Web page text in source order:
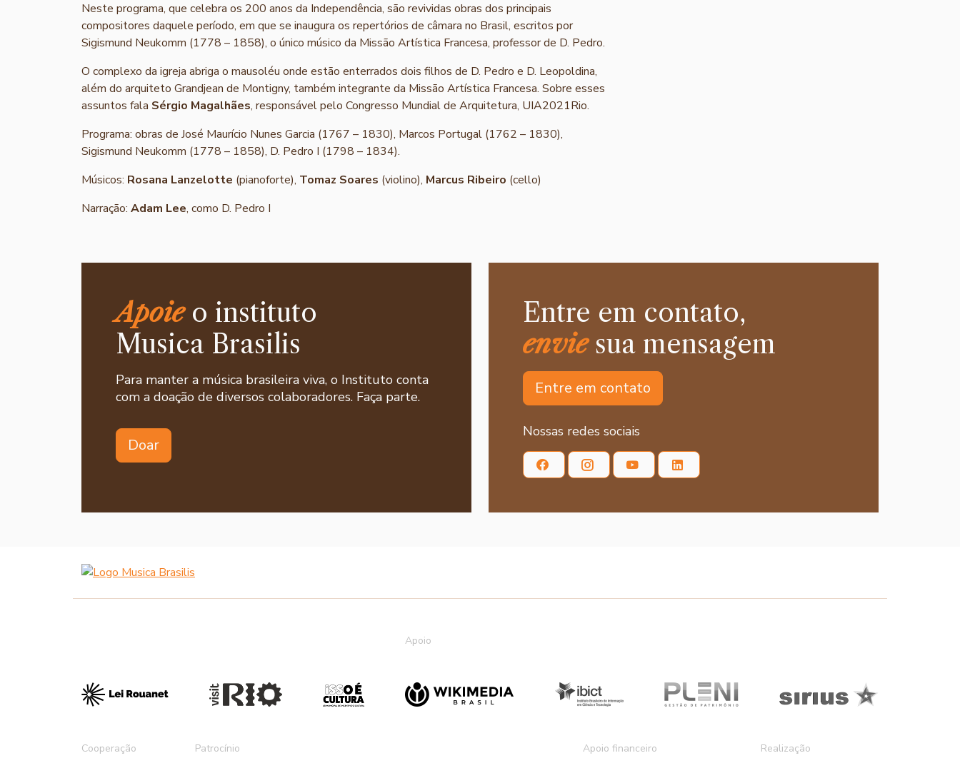
Neste programa, que celebra os 200 anos da Independência, são revividas obras dos principais
compositores daquele período, em que se inaugura os repertórios de câmara no Brasil, escritos por
Sigismund Neukomm (1778 – 1858), o único músico da Missão Artística Francesa, professor de D. Pedro.
O complexo da igreja abriga o mausoléu onde estão enterrados dois filhos de D. Pedro e D. Leopoldina,
além do arquiteto Grandjean de Montigny, também integrante da Missão Artística Francesa. Sobre esses
assuntos fala Sérgio Magalhães, responsável pelo Congresso Mundial de Arquitetura, UIA2021Rio.
Programa: obras de José Maurício Nunes Garcia (1767 – 1830), Marcos Portugal (1762 – 1830),
Sigismund Neukomm (1778 – 1858), D. Pedro I (1798 – 1834).
Músicos: Rosana Lanzelotte (pianoforte), Tomaz Soares (violino), Marcus Ribeiro (cello)
Narração: Adam Lee, como D. Pedro I
Apoieo instituto
Musica Brasilis
Para manter a música brasileira viva, o Instituto conta
com a doação de diversos colaboradores. Faça parte.
Doar
Entre em contato,
enviesua mensagem
Entre em contato
Nossas redes sociais
Apoio
Cooperação Patrocínio Apoio financeiro Realização